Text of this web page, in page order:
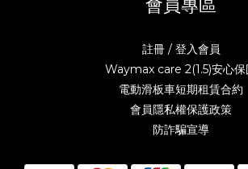
會員專區
註冊 / 登入會員
Waymax care 2(1.5)安心保
電動滑板車短期租賃合約
會員隱私權保護政策
防詐騙宣導